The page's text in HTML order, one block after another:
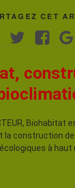
CET
Twitter
Biohabitat
la construction
à haut